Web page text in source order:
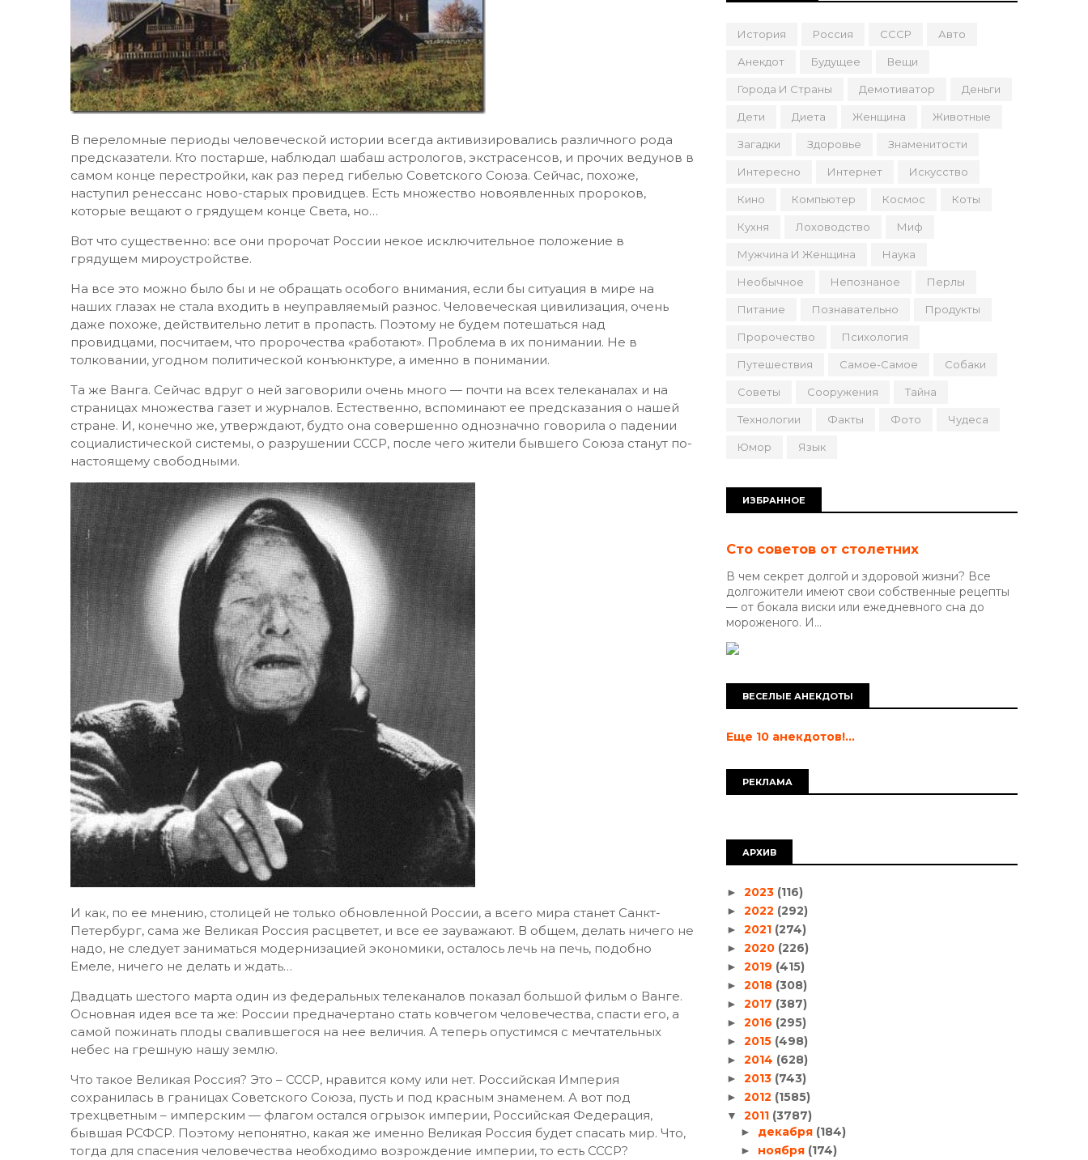
В переломные периоды человеческой истории всегда активизировались различного рода
предсказатели. Кто постарше, наблюдал шабаш астрологов, экстрасенсов, и прочих ведунов в
самом конце перестройки, как раз перед гибелью Советского Союза. Сейчас, похоже,
наступил ренессанс ново-старых провидцев. Есть множество новоявленных пророков,
которые вещают о грядущем конце Света, но…
Вот что существенно: все они пророчат России некое исключительное положение в
грядущем мироустройстве.
На все это можно было бы и не обращать особого внимания, если бы ситуация в мире на
наших глазах не стала входить в неуправляемый разнос. Человеческая цивилизация, очень
даже похоже, действительно летит в пропасть. Поэтому не будем потешаться над
провидцами, посчитаем, что пророчества «работают». Проблема в их понимании. Не в
толковании, угодном политической конъюнктуре, а именно в понимании.
Та же Ванга. Сейчас вдруг о ней заговорили очень много — почти на всех телеканалах и на
страницах множества газет и журналов. Естественно, вспоминают ее предсказания о нашей
стране. И, конечно же, утверждают, будто она совершенно однозначно говорила о падении
социалистической системы, о разрушении СССР, после чего жители бывшего Союза станут по-
настоящему свободными.
И как, по ее мнению, столицей не только обновленной России, а всего мира станет Санкт-
Петербург, сама же Великая Россия расцветет, и все ее зауважают. В общем, делать ничего не
надо, не следует заниматься модернизацией экономики, осталось лечь на печь, подобно
Емеле, ничего не делать и ждать…
Двадцать шестого марта один из федеральных телеканалов показал большой фильм о Ванге.
Основная идея все та же: России предначертано стать ковчегом человечества, спасти его, а
самой пожинать плоды свалившегося на нее величия. А теперь опустимся с мечтательных
небес на грешную нашу землю.
Что такое Великая Россия? Это – СССР, нравится кому или нет. Российская Империя
сохранилась в границах Советского Союза, пусть и под красным знаменем. А вот под
трехцветным – имперским — флагом остался огрызок империи, Российская Федерация,
бывшая РСФСР. Поэтому непонятно, какая же именно Великая Россия будет спасать мир. Что,
тогда для спасения человечества необходимо возрождение империи, то есть СССР?
История Россия СССР Авто
Анекдот Будущее Вещи
Города И Страны Демотиватор Деньги
Дети Диета Женщина Животные
Загадки Здоровье Знаменитости
Интересно Интернет Искусство
Кино Компьютер Космос Коты
Кухня Лоховодство Миф
Мужчина И Женщина Наука
Необычное Непознаное Перлы
Питание Познавательно Продукты
Пророчество Психология
Путешествия Самое-Самое Собаки
Советы Сооружения Тайна
Технологии Факты Фото Чудеса
Юмор Язык
ИЗБРАННОЕ
Сто советов от столетних
В чем секрет долгой и здоровой жизни? Все
долгожители имеют свои собственные рецепты
— от бокала виски или ежедневного сна до
мороженого. И...
ВЕСЕЛЫЕ АНЕКДОТЫ
Еще 10 анекдотов!...
РЕКЛАМА
АРХИВ
► 2023 (116)
► 2022 (292)
► 2021 (274)
► 2020 (226)
► 2019 (415)
► 2018 (308)
► 2017 (387)
► 2016 (295)
► 2015 (498)
► 2014 (628)
► 2013 (743)
► 2012 (1585)
▼ 2011 (3787)
► декабря (184)
► ноября (174)